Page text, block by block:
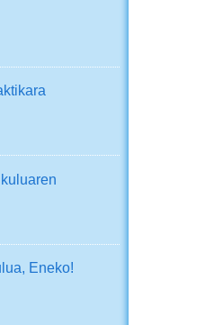
Eneko!